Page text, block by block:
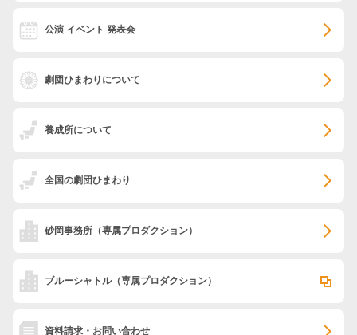
公演 イベント 発表会
劇団ひまわりについて
養成所について
全国の劇団ひまわり
砂岡事務所 （専属プロダクション）
ブルーシャトル（専属プロダクション）
資料請求・お問い合わせ